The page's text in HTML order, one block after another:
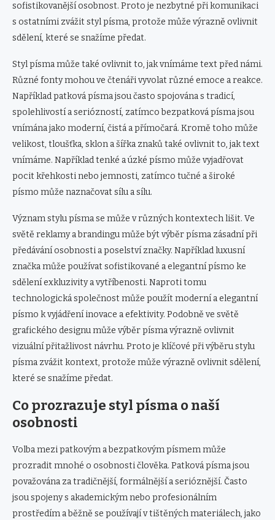
sofistikovanější osobnost. Proto je nezbytné při komunikaci
s ostatními zvážit styl písma, protože může výrazně ovlivnit
sdělení, které se snažíme předat.
Styl písma může také ovlivnit to, jak vnímáme text před námi.
Různé fonty mohou ve čtenáři vyvolat různé emoce a reakce.
Například patková písma jsou často spojována s tradicí,
spolehlivostí a seriózností, zatímco bezpatková písma jsou
vnímána jako moderní, čistá a přímočará. Kromě toho může
velikost, tloušťka, sklon a šířka znaků také ovlivnit to, jak text
vnímáme. Například tenké a úzké písmo může vyjadřovat
pocit křehkosti nebo jemnosti, zatímco tučné a široké
písmo může naznačovat sílu a sílu.
Význam stylu písma se může v různých kontextech lišit. Ve
světě reklamy a brandingu může být výběr písma zásadní při
předávání osobnosti a poselství značky. Například luxusní
značka může používat sofistikované a elegantní písmo ke
sdělení exkluzivity a vytříbenosti. Naproti tomu
technologická společnost může použít moderní a elegantní
písmo k vyjádření inovace a efektivity. Podobně ve světě
grafického designu může výběr písma výrazně ovlivnit
vizuální přitažlivost návrhu. Proto je klíčové při výběru stylu
písma zvážit kontext, protože může výrazně ovlivnit sdělení,
které se snažíme předat.
Co prozrazuje styl písma o naší
osobnosti
Volba mezi patkovým a bezpatkovým písmem může
prozradit mnohé o osobnosti člověka. Patková písma jsou
považována za tradičnější, formálnější a serióznější. Často
jsou spojeny s akademickým nebo profesionálním
prostředím a běžně se používají v tištěných materiálech, jako